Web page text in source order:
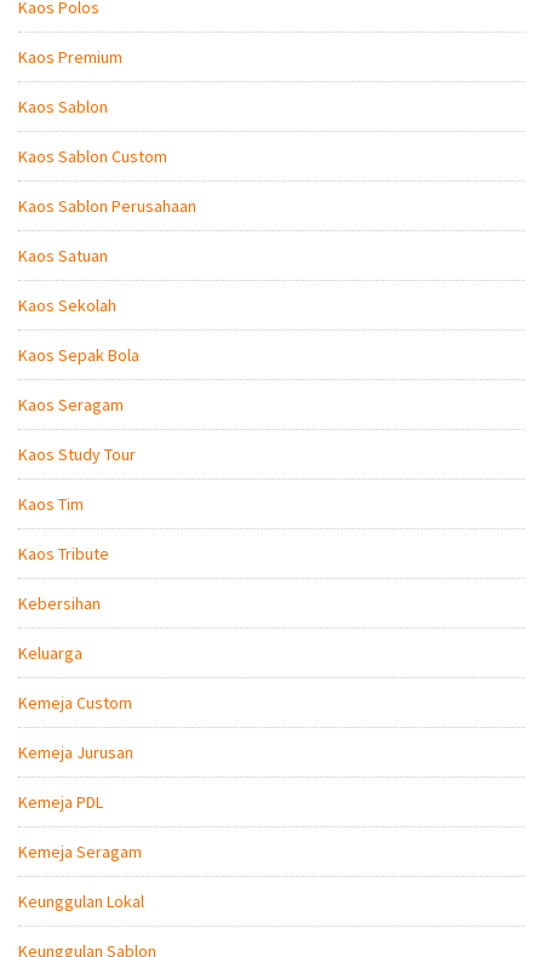
Kaos Polos
Kaos Premium
Kaos Sablon
Kaos Sablon Custom
Kaos Sablon Perusahaan
Kaos Satuan
Kaos Sekolah
Kaos Sepak Bola
Kaos Seragam
Kaos Study Tour
Kaos Tim
Kaos Tribute
Kebersihan
Keluarga
Kemeja Custom
Kemeja Jurusan
Kemeja PDL
Kemeja Seragam
Keunggulan Lokal
Keunggulan Sablon